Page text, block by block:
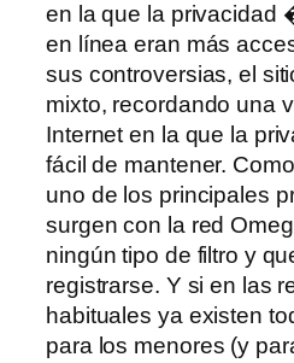
en la que la
en línea eran más
sus controversias, el
mixto, recordando una
Internet en la que la
fácil de mantener.
uno de los principales
surgen con la red
ningún tipo de filtro y
registrarse. Y si en las
habituales ya existen
para los menores (y